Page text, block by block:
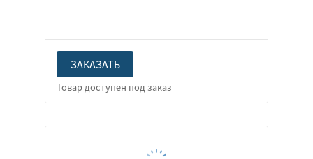
ЗАКАЗАТЬ